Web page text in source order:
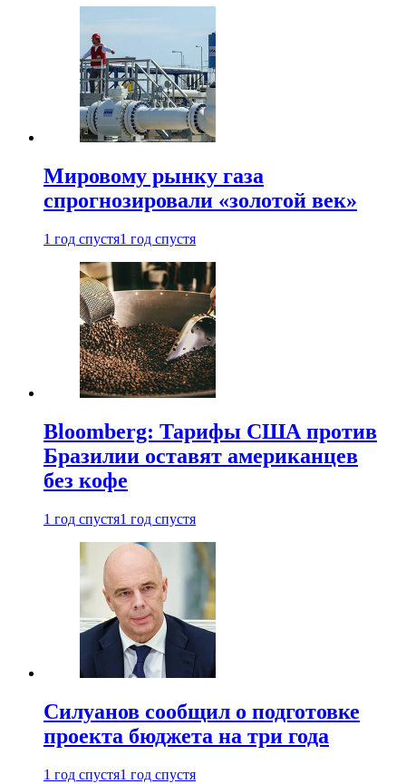
Мировому рынку газа
спрогнозировали «золотой век»
1 год спустя1 год спустя
Bloomberg: Тарифы США против
Бразилии оставят американцев
без кофе
1 год спустя1 год спустя
Силуанов сообщил о подготовке
проекта бюджета на три года
1 год спустя1 год спустя